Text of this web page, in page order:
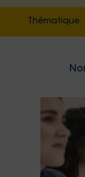
Thématique
Filter by
Filter by
Filter by
Filter by